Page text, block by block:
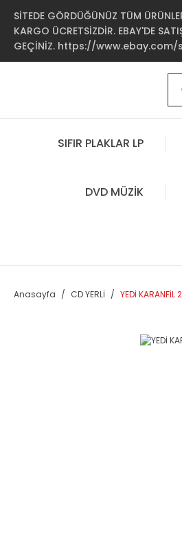
SİTEDE GÖRDÜĞÜNÜZ TÜM
KARGO ÜCRETSİZDİR. EBAY'DE
GEÇİNİZ. https://www.ebay.com/
SIFIR PLAKLAR LP
DVD MÜZİK
Anasayfa CD YERLİ YEDİ KARANFİL